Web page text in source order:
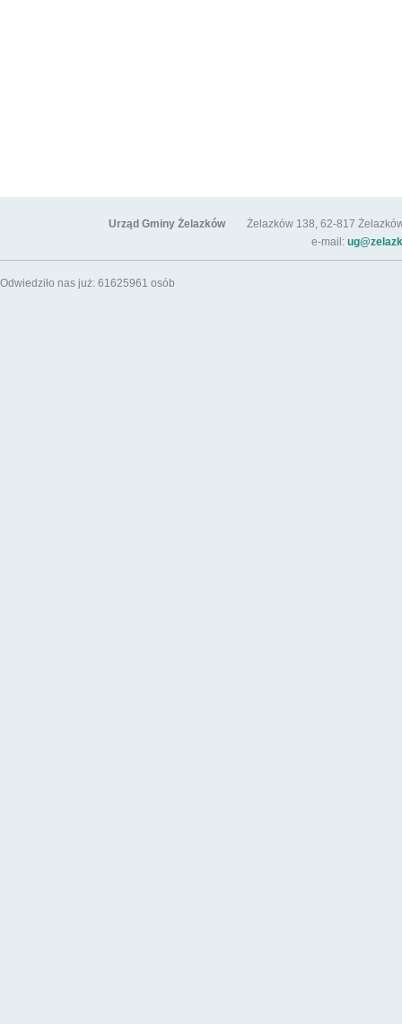
Urząd Gminy ŻelazkówŻelazków 138, 62-817 Żelazków
e-mail:
Odwiedziło nas już: 61625961 osób